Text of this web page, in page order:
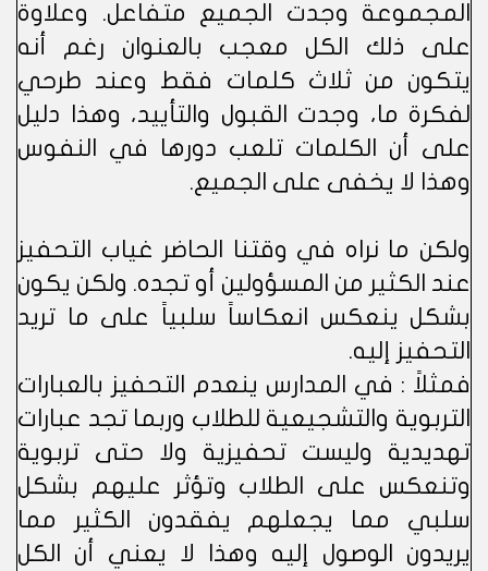
المجموعة وجدت الجميع متفاعل. وعلاوة
على ذلك الكل معجب بالعنوان رغم أنه
يتكون من ثلاث كلمات فقط وعند طرحي
لفكرة ما، وجدت القبول والتأييد، وهذا دليل
على أن الكلمات تلعب دورها في النفوس
وهذا لا يخفى على الجميع.
ولكن ما نراه في وقتنا الحاضر غياب التحفيز
عند الكثير من المسؤولين أو تجده. ولكن يكون
بشكل ينعكس انعكاساً سلبياً على ما تريد
التحفيز إليه.
فمثلاً : في المدارس ينعدم التحفيز بالعبارات
التربوية والتشجيعية للطلاب وربما تجد عبارات
تهديدية وليست تحفيزية ولا حتى تربوية
وتنعكس على الطلاب وتؤثر عليهم بشكل
سلبي مما يجعلهم يفقدون الكثير مما
يريدون الوصول إليه وهذا لا يعني أن الكل